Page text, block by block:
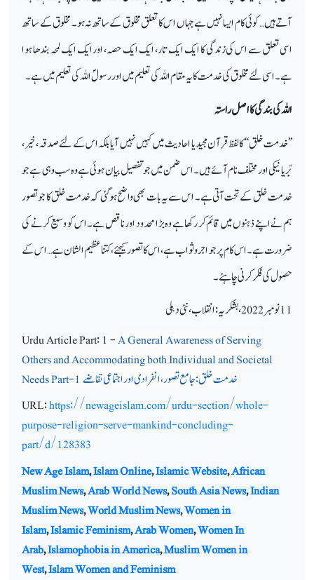
آتے ہیں… کوئی کام ایسا نہیں ہے جہاں اس کا تعلق مخلوق کے ساتھ نہ ہو۔ مخلوق کے ساتھ
اسی تعلق سے اس کی زندگی کا ایک ایک تار، ایک ایک حصہ، اور ایک ایک لمحہ بندھا ہوا
ہے۔ اسی لئے مخلوق کی خدمت کا یہ مقام اللہ کی تعلیم میں اور رسولؐ اللہ کی تعلیم میں ہے۔
اللہ کی بندگی کا اصل راستہ
’’خدمت خلق‘‘ کا لفظ قرآن مجیدیا احادیث میں کہیں نہیں آیا بلکہ اس کے لئے صدقہ، خیر،
بِّر یا نیکی اور مختلف نام آئے ہیں۔ اس ضمن میں جو تفصیل بیان ہوئی ہے وہ سب وہی ہے جو
خدمت خلق کے تحت آتی ہے۔ اس سے یہ بات بھی واضح ہو گئی کہ خدمت خلق کا جو تصور
ہم نے اپنے ذہنوں میں قائم کر رکھا ہے وہ بڑا محدود اور ناقص ہے۔ اس کو وسیع کرنے کی
ضرورت ہے۔ اس کام پر جو اجر و ثواب ہے ، اس کا تصور کیجئے، کتنا عظیم الشان ہے… اس کے
حصول کی فکر کرنی چاہئے۔
11 نومبر 2022، بشکریہ: انقلاب، نئی دہلی
Urdu Article Part: 1 -A General Awareness of Serving
Others and Accommodating both Individual and Societal
Needs Part-1خدمت خلق: جامع تصور، انفرادی اور اجتماعی تقاضے
URL:https://newageislam.com/urdu-section/whole-
purpose-religion-serve-mankind-concluding-
part/d/128383
New Age Islam,Islam Online,Islamic Website,African
Muslim News,Arab World News,South Asia News,Indian
Muslim News,World Muslim News,Women in
Islam,Islamic Feminism,Arab Women,Women In
Arab,Islamophobia in America,Muslim Women in
West,Islam Women and Feminism